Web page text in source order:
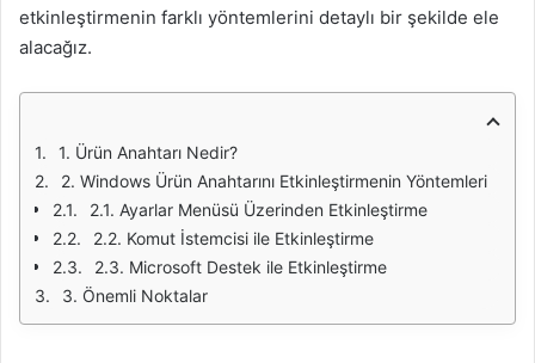
etkinleştirmenin farklı yöntemlerini detaylı bir şekilde ele
alacağız.
1. Ürün Anahtarı Nedir?
2. Windows Ürün Anahtarını Etkinleştirmenin Yöntemleri
2.1. Ayarlar Menüsü Üzerinden Etkinleştirme
2.2. Komut İstemcisi ile Etkinleştirme
2.3. Microsoft Destek ile Etkinleştirme
3. Önemli Noktalar